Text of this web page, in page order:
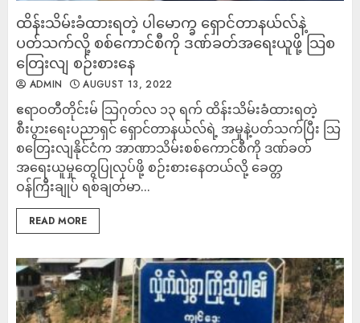
ထိန်းသိမ်းခံထားရတဲ့ ပါမောက္ခ ရှောင်တာနယ်လ်နဲ့
ပတ်သက်လို့ စစ်ကောင်စီကို ဒဏ်ခတ်အရေးယူဖို့ သြစ
တြေးလျ စဉ်းစားနေ
ADMIN AUGUST 13, 2022
ဧရာဝတီတိုင်းမ် သြဂုတ်လ ၁၃ ရက် ထိန်းသိမ်းခံထားရတဲ့
စီးပွားရေးပညာရှင် ရှောင်တာနယ်လ်ရဲ့ အမှုနဲ့ပတ်သက်ပြီး သြ
စတြေးလျနိုင်ငံက အာဏာသိမ်းစစ်ကောင်စီကို ဒဏ်ခတ်
အရေးယူမှုတွေပြုလုပ်ဖို့ စဉ်းစားနေတယ်လို့ ခေတ္တ
ဝန်ကြီးချုပ် ရစ်ချတ်မာ...
READ MORE